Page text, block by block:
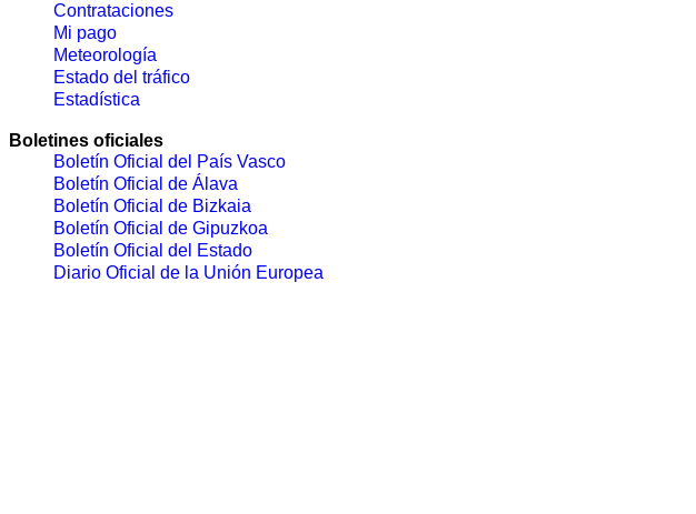
Contrataciones
Mi pago
Meteorología
Estado del tráfico
Estadística
Boletines oficiales
Boletín Oficial del País Vasco
Boletín Oficial de Álava
Boletín Oficial de Bizkaia
Boletín Oficial de Gipuzkoa
Boletín Oficial del Estado
Diario Oficial de la Unión Europea